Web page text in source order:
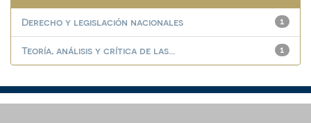
1
Derecho y legislación nacionales
1
Teoría, análisis y crítica de las...